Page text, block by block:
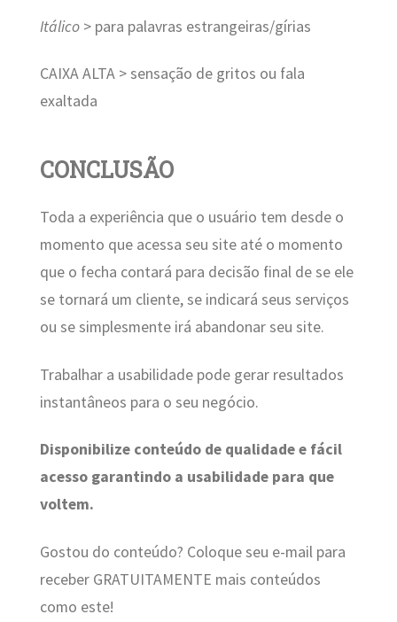
Itálico > para palavras estrangeiras/gírias
CAIXA ALTA > sensação de gritos ou fala
exaltada
CONCLUSÃO
Toda a experiência que o usuário tem desde o
momento que acessa seu site até o momento
que o fecha contará para decisão final de se ele
se tornará um cliente, se indicará seus serviços
ou se simplesmente irá abandonar seu site.
Trabalhar a usabilidade pode gerar resultados
instantâneos para o seu negócio.
Disponibilize conteúdo de qualidade e fácil
acesso garantindo a usabilidade para que
voltem.
Gostou do conteúdo? Coloque seu e-mail para
receber GRATUITAMENTE mais conteúdos
como este!